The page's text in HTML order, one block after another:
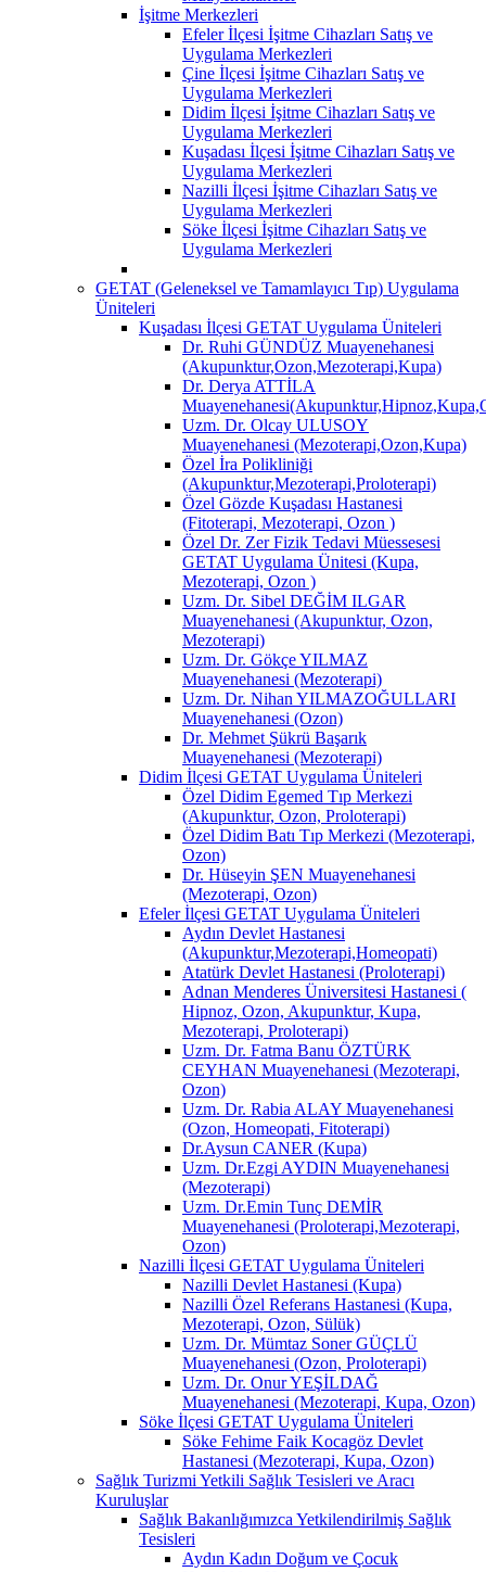
İşitme Merkezleri
Efeler İlçesi İşitme Cihazları Satış ve
Uygulama Merkezleri
Çine İlçesi İşitme Cihazları Satış ve
Uygulama Merkezleri
Didim İlçesi İşitme Cihazları Satış ve
Uygulama Merkezleri
Kuşadası İlçesi İşitme Cihazları Satış ve
Uygulama Merkezleri
Nazilli İlçesi İşitme Cihazları Satış ve
Uygulama Merkezleri
Söke İlçesi İşitme Cihazları Satış ve
Uygulama Merkezleri
GETAT (Geleneksel ve Tamamlayıcı Tıp) Uygulama
Üniteleri
Kuşadası İlçesi GETAT Uygulama Üniteleri
Dr. Ruhi GÜNDÜZ Muayenehanesi
(Akupunktur,Ozon,Mezoterapi,Kupa)
Dr. Derya ATTİLA
Uzm. Dr. Olcay ULUSOY
Muayenehanesi (Mezoterapi,Ozon,Kupa)
Özel İra Polikliniği
(Akupunktur,Mezoterapi,Proloterapi)
Özel Gözde Kuşadası Hastanesi
(Fitoterapi, Mezoterapi, Ozon )
Özel Dr. Zer Fizik Tedavi Müessesesi
GETAT Uygulama Ünitesi (Kupa,
Mezoterapi, Ozon )
Uzm. Dr. Sibel DEĞİM ILGAR
Muayenehanesi (Akupunktur, Ozon,
Mezoterapi)
Uzm. Dr. Gökçe YILMAZ
Muayenehanesi (Mezoterapi)
Uzm. Dr. Nihan YILMAZOĞULLARI
Muayenehanesi (Ozon)
Dr. Mehmet Şükrü Başarık
Muayenehanesi (Mezoterapi)
Didim İlçesi GETAT Uygulama Üniteleri
Özel Didim Egemed Tıp Merkezi
(Akupunktur, Ozon, Proloterapi)
Özel Didim Batı Tıp Merkezi (Mezoterapi,
Ozon)
Dr. Hüseyin ŞEN Muayenehanesi
(Mezoterapi, Ozon)
Efeler İlçesi GETAT Uygulama Üniteleri
Aydın Devlet Hastanesi
(Akupunktur,Mezoterapi,Homeopati)
Atatürk Devlet Hastanesi (Proloterapi)
Adnan Menderes Üniversitesi Hastanesi (
Hipnoz, Ozon, Akupunktur, Kupa,
Mezoterapi, Proloterapi)
Uzm. Dr. Fatma Banu ÖZTÜRK
CEYHAN Muayenehanesi (Mezoterapi,
Ozon)
Uzm. Dr. Rabia ALAY Muayenehanesi
(Ozon, Homeopati, Fitoterapi)
Dr.Aysun CANER (Kupa)
Uzm. Dr.Ezgi AYDIN Muayenehanesi
(Mezoterapi)
Uzm. Dr.Emin Tunç DEMİR
Muayenehanesi (Proloterapi,Mezoterapi,
Ozon)
Nazilli İlçesi GETAT Uygulama Üniteleri
Nazilli Devlet Hastanesi (Kupa)
Nazilli Özel Referans Hastanesi (Kupa,
Mezoterapi, Ozon, Sülük)
Uzm. Dr. Mümtaz Soner GÜÇLÜ
Muayenehanesi (Ozon, Proloterapi)
Uzm. Dr. Onur YEŞİLDAĞ
Muayenehanesi (Mezoterapi, Kupa, Ozon)
Söke İlçesi GETAT Uygulama Üniteleri
Söke Fehime Faik Kocagöz Devlet
Hastanesi (Mezoterapi, Kupa, Ozon)
Sağlık Turizmi Yetkili Sağlık Tesisleri ve Aracı
Kuruluşlar
Sağlık Bakanlığımızca Yetkilendirilmiş Sağlık
Tesisleri
Aydın Kadın Doğum ve Çocuk